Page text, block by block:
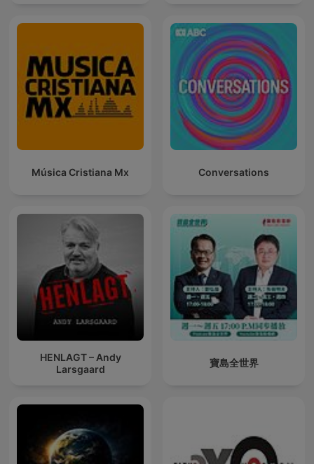
Conversations
Música Cristiana Mx
寶島全世界
HENLAGT – Andy
Larsgaard